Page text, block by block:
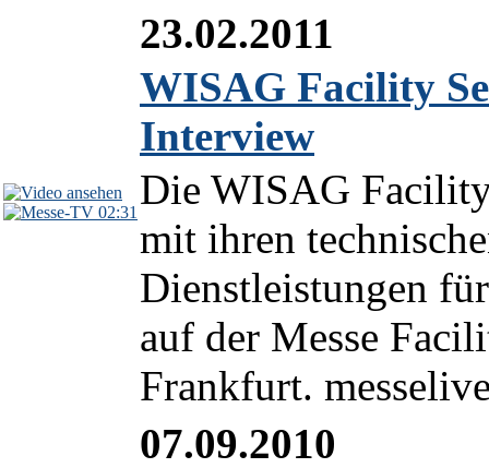
02:31
23.02.2011
WISAG Facility
Interview
Die WISAG
mit ihren
Dienstleistungen
auf der Messe
Frankfurt.
07.09.2010